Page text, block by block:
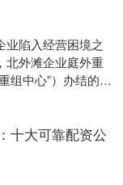
业陷入经营困境之
北外滩企业庭外重
组中心”）办结的一
改写了这一惯例
....
十大可靠配资公